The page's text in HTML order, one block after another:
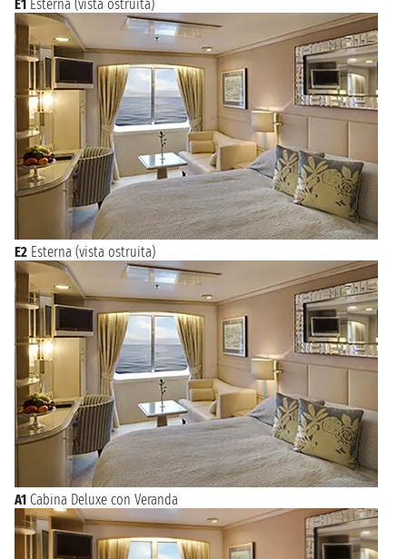
E1 Esterna (vista ostruita)
E2 Esterna (vista ostruita)
A1 Cabina Deluxe con Veranda